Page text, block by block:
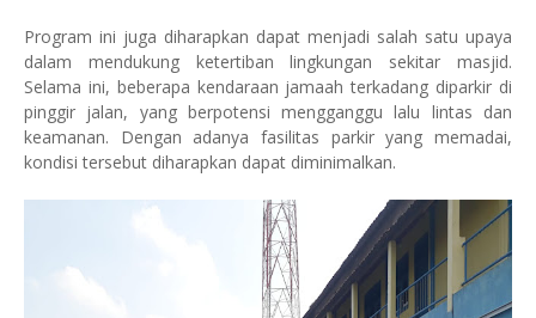
‎Program ini juga diharapkan dapat menjadi salah satu upaya
dalam mendukung ketertiban lingkungan sekitar masjid.
Selama ini, beberapa kendaraan jamaah terkadang diparkir di
pinggir jalan, yang berpotensi mengganggu lalu lintas dan
keamanan. Dengan adanya fasilitas parkir yang memadai,
kondisi tersebut diharapkan dapat diminimalkan.